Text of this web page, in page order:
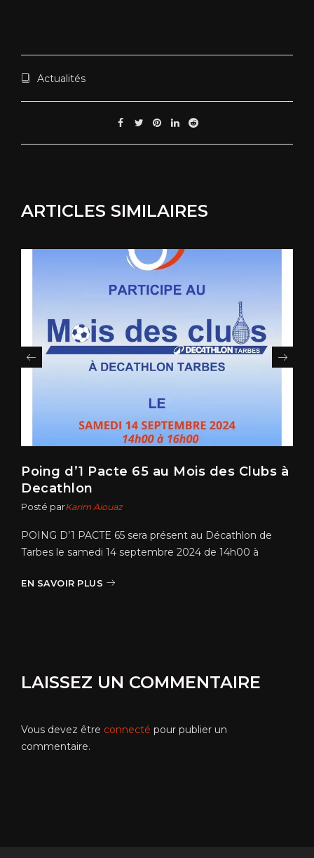
Actualités
ARTICLES SIMILAIRES
Poing d’1 Pacte 65 au Mois des Clubs à
Decathlon
Posté parKarim Aiouaz
POING D’1 PACTE 65 sera présent au Décathlon de
Tarbes le samedi 14 septembre 2024 de 14h00 à
EN SAVOIR PLUS
LAISSEZ UN COMMENTAIRE
Vous devez être connecté pour publier un
commentaire.